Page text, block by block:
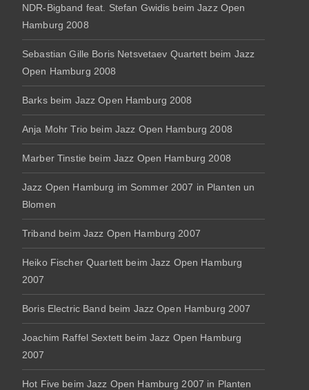
NDR-Bigband feat. Stefan Gwidis beim Jazz Open
Hamburg 2008
Sebastian Gille Boris Netsvetaev Quartett beim Jazz
Open Hamburg 2008
Barks beim Jazz Open Hamburg 2008
Anja Mohr Trio beim Jazz Open Hamburg 2008
Marber Tinstie beim Jazz Open Hamburg 2008
Jazz Open Hamburg im Sommer 2007 in Planten un
Blomen
Triband beim Jazz Open Hamburg 2007
Heiko Fischer Quartett beim Jazz Open Hamburg
2007
Boris Electric Band beim Jazz Open Hamburg 2007
Joachim Raffel Sextett beim Jazz Open Hamburg
2007
Hot Five beim Jazz Open Hamburg 2007 in Planten